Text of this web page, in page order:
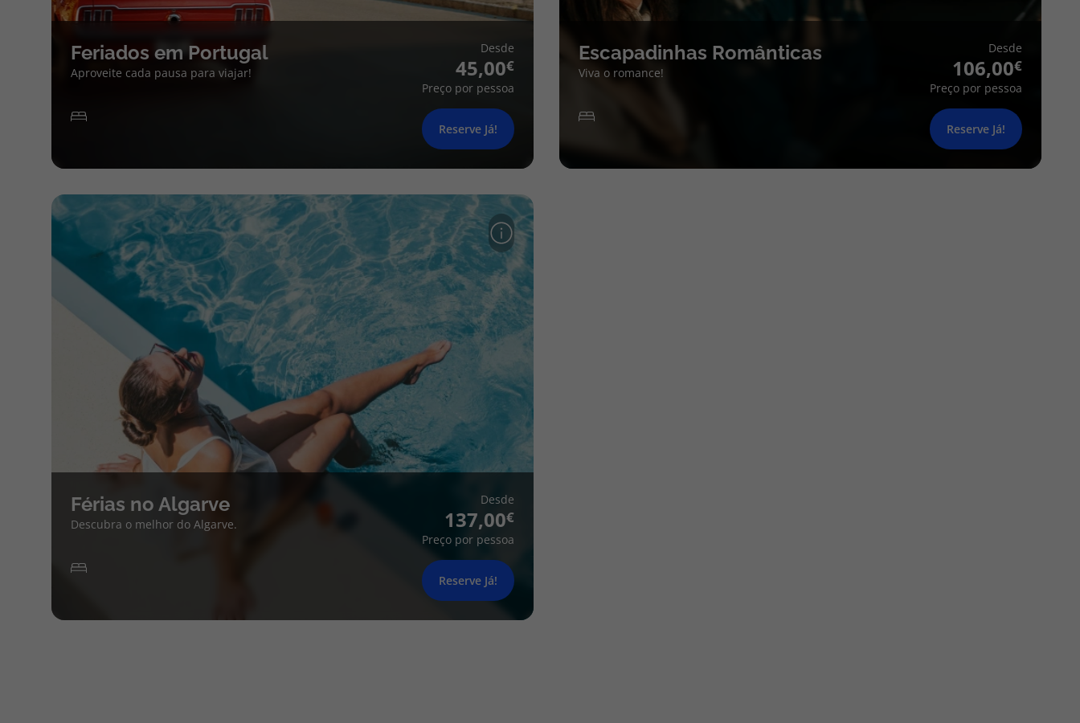
Feriados em Portugal
Aproveite cada pausa para viajar!
Desde
45,00
Preço por pessoa
Reserve Já!
Escapadinhas Românticas
Viva o romance!
Desde
106,00
Preço por pessoa
Reserve Já!
Férias no Algarve
Descubra o melhor do Algarve.
Desde
137,00
Preço por pessoa
Reserve Já!